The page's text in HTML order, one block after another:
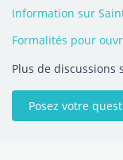
Information sur
Formalités pour
Plus de discussions
Posez votre